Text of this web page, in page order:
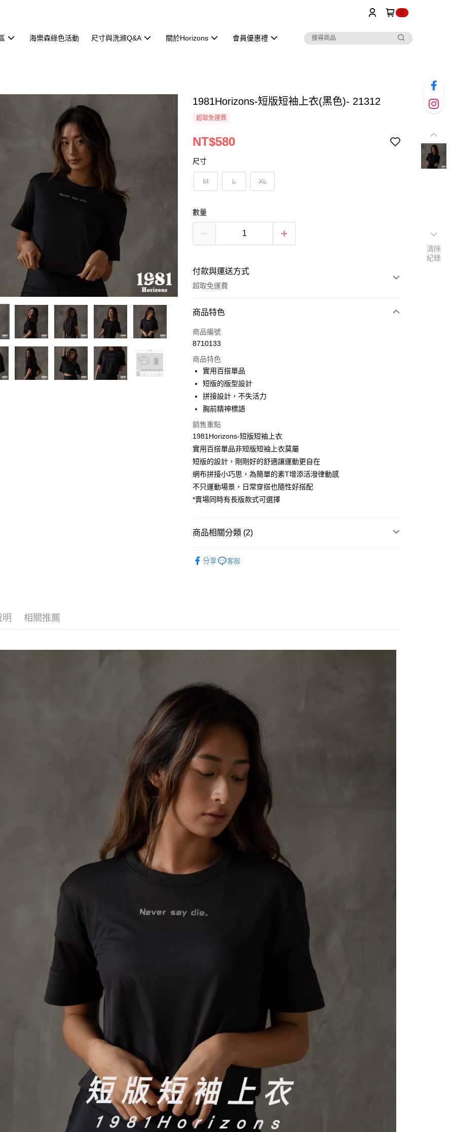
0
海樂森綠色活動 尺寸與洗滌Q&A 關於Horizons 會員優惠禮
1981Horizons-短版短袖上衣(黑色)- 21312
超取免運費
NT$580
尺寸
M L XL
數量
付款與運送方式
超取免運費
付款方式
信用卡一次付款
LINE Pay
Apple Pay
街口支付
悠遊付
運送方式
全家取貨付款
免運費
免運費
商品特色
商品編號
8710133
商品特色
實用百搭單品
短版的版型設計
拼接設計，不失活力
胸前精神標語
銷售重點
1981Horizons-短版短袖上衣
實用百搭單品非短版短袖上衣莫屬
短版的設計，剛剛好的舒適讓運動更自在
網布拼接小巧思，為簡單的素T增添活潑律動感
不只運動場景，日常穿搭也隨性好搭配
*賣場同時有長版款式可選擇
商品相關分類 (2)
分享 客服
明 相關推薦
清除
紀錄